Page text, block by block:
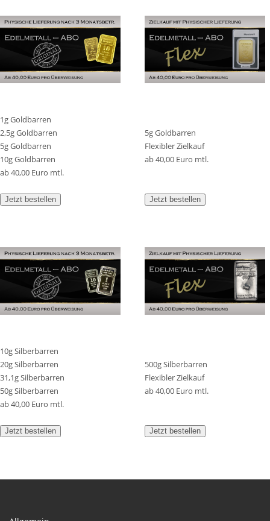
1g Goldbarren
2,5g Goldbarren
5g Goldbarren
10g Goldbarren
ab 40,00 Euro mtl.
5g Goldbarren
Flexibler Zielkauf
ab 40,00 Euro mtl.
Jetzt bestellen Jetzt bestellen
10g Silberbarren
20g Silberbarren
31,1g Silberbarren
50g Silberbarren
ab 40,00 Euro mtl.
500g Silberbarren
Flexibler Zielkauf
ab 40,00 Euro mtl.
Jetzt bestellen Jetzt bestellen